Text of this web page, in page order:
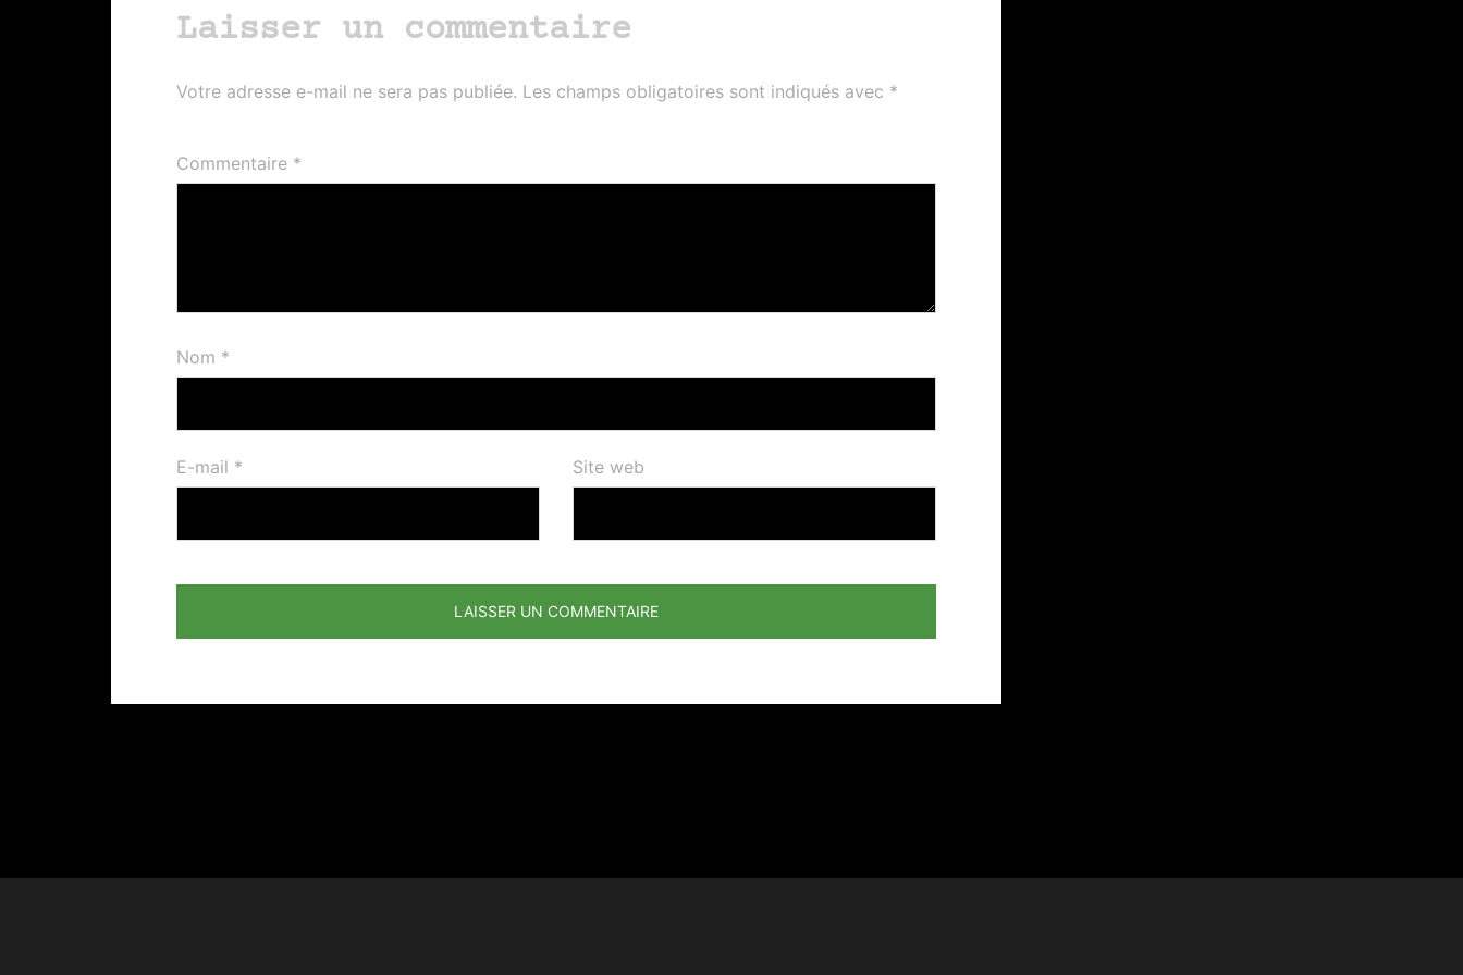
Laisser un commentaire
Votre adresse e-mail ne sera pas publiée. Les champs obligatoires sont indiqués avec *
Commentaire *
Nom *
E-mail * Site web